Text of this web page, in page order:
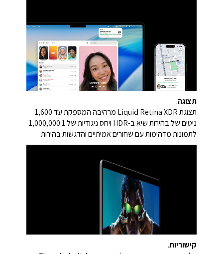
תצוגה.
תצוגת Liquid Retina XDR מרהיבה המספקת עד 1,600
ניטים של בהירות שיא ב-HDR ויחס ניגודיות של 1,000,000:1
לתמונות מדהימות עם שחורים אמיתיים והדגשות בהירות.
קישוריות.